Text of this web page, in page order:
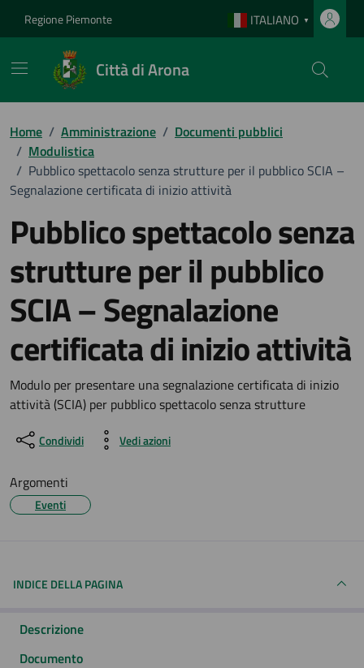
Regione Piemonte ITALIANO ▼
Città di Arona
Home / Amministrazione / Documenti pubblici
/ Modulistica
/ Pubblico spettacolo senza strutture per il pubblico SCIA –
Segnalazione certificata di inizio attività
Pubblico spettacolo senza
strutture per il pubblico
SCIA – Segnalazione
certificata di inizio attività
Dettagli del documento
Modulo per presentare una segnalazione certificata di inizio
attività (SCIA) per pubblico spettacolo senza strutture
Condividi Vedi azioni
Argomenti
Eventi
INDICE DELLA PAGINA
Descrizione
Documento